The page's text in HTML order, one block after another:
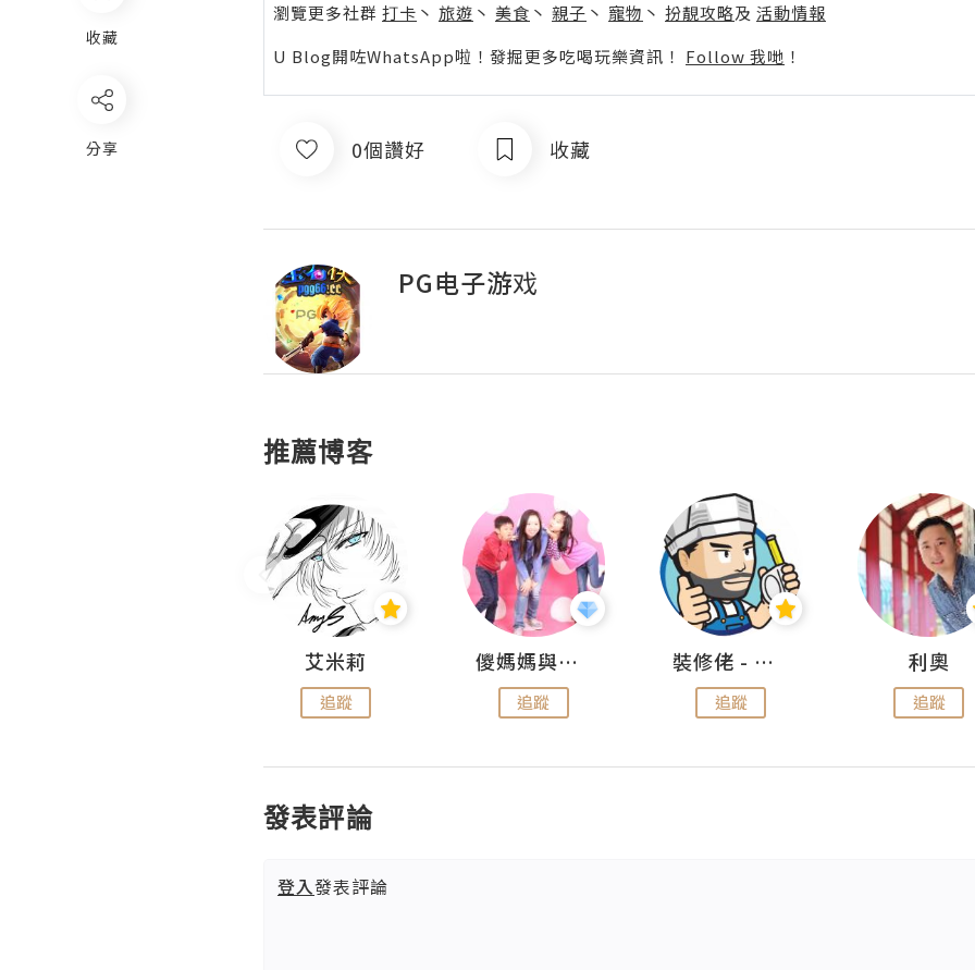
收藏
分享
瀏覽更多社群 打卡 丶 旅遊 丶 美食 丶 親子 丶 寵物 丶 扮靚攻略及 活動情報
U Blog開咗WhatsApp啦！發掘更多吃喝玩樂資訊！ Follow 我哋 ！
0個讚好 收藏
PG电子游戏
推薦博客
艾米莉
追蹤
儍媽媽與兩隻小魔怪之家
追蹤
裝修佬 - 香港一站式網上裝修平台
追蹤
利奧
追蹤
發表評論
登入發表評論